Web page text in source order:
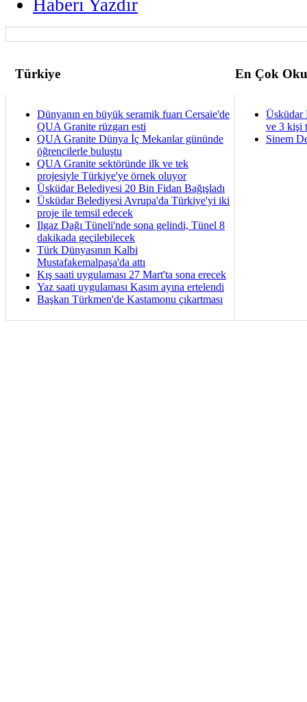
Haberi Yazdir
Türkiye En Çok
Dünyanın en büyük seramik fuarı Cersaie'de
QUA Granite rüzgarı esti
QUA Granite Dünya İç Mekanlar gününde
öğrencilerle buluştu
QUA Granite sektöründe ilk ve tek
projesiyle Türkiye'ye örnek oluyor
Üsküdar Belediyesi 20 Bin Fidan Bağışladı
Üsküdar Belediyesi Avrupa'da Türkiye'yi iki
proje ile temsil edecek
Ilgaz Dağı Tüneli'nde sona gelindi, Tünel 8
dakikada geçilebilecek
Türk Dünyasının Kalbi
Mustafakemalpaşa'da attı
Kış saati uygulaması 27 Mart'ta sona erecek
Yaz saati uygulaması Kasım ayına ertelendi
Başkan Türkmen'de Kastamonu çıkartması
Üsküdar
ve 3 kişi
Sinem